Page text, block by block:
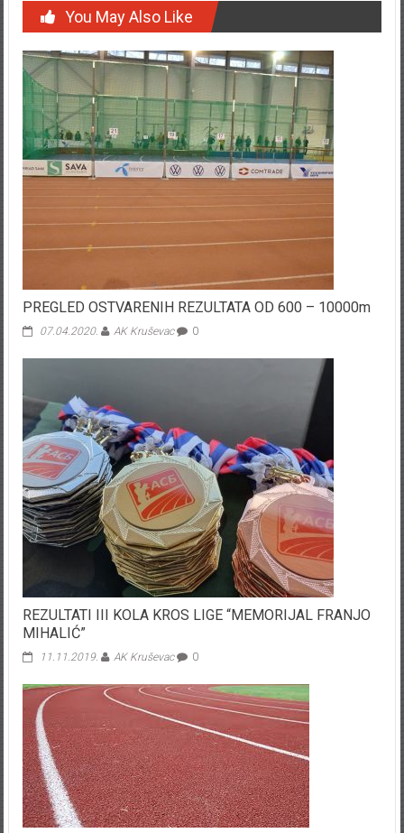
You May Also Like
PREGLED OSTVARENIH REZULTATA OD 600 – 10000m
07.04.2020. AK Kruševac 0
REZULTATI III KOLA KROS LIGE “MEMORIJAL FRANJO
MIHALIĆ”
11.11.2019. AK Kruševac 0